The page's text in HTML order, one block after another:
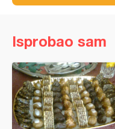
Isprobao sam